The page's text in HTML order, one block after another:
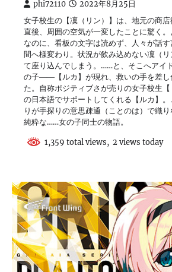
phi72110 2022年8月25日
女子校生の【凜（リン）】は、地元の商
直後、周囲の空気が一変したことに驚く
なのに、看板の文字は読めず、人々が話
間へ様変わり。状況が飲み込めない凜（
て座り込んでしまう。……と、そこへアイ
の子――【ルカ】が現れ、救いの手を差し
た。自称ポジティブさが売りの女子校生
の日本語でサポートしてくれる【ルカ】
りが手探りの意思疎通（ことのは）で織
純粋な……女の子同士の物語。
1,359 total views, 2 views today